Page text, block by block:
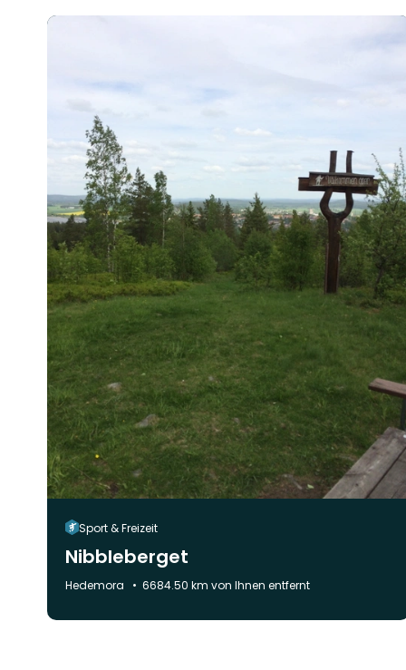
Sport & Freizeit
Nibbleberget
Gemeinde:
Hedemora 6684.50 km von Ihnen entfernt